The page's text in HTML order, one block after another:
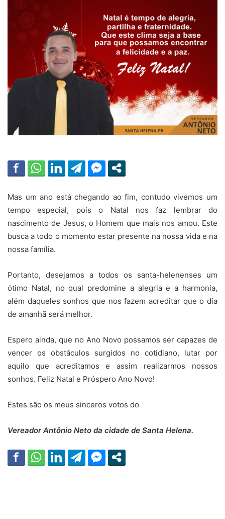
u
m
e
-
m
Mas um ano está chegando ao fim, contudo vivemos um
tempo especial, pois o Natal nos faz lembrar do
nascimento de Jesus, o Homem que mais nos amou. Este
busca a todo o momento estar presente na nossa vida e na
nossa família.
Portanto, desejamos a todos os santa-helenenses um
ótimo Natal, no qual predomine a alegria e a harmonia,
além daqueles sonhos que nos fazem acreditar que o dia
de amanhã será melhor.
Espero ainda, que no Ano Novo possamos ser capazes de
vencer os obstáculos surgidos no cotidiano, lutar por
aquilo que acreditamos e assim realizarmos nossos
sonhos. Feliz Natal e Próspero Ano Novo!
Estes são os meus sinceros votos do
Vereador Antônio Neto da cidade de Santa Helena.